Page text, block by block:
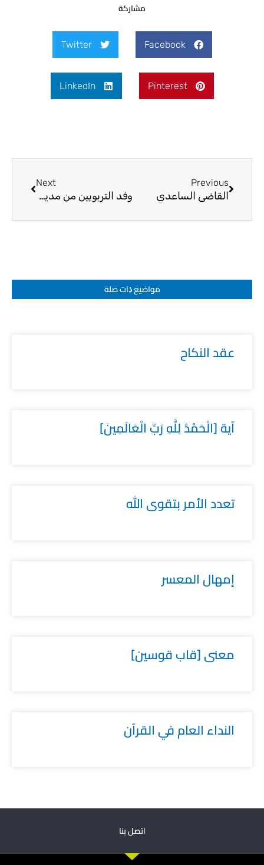
مشاركة
Facebook
Twitter
Pinterest
LinkedIn
Previous
القاضي الساعدي
Next
وفد التربويين من مدينة الرفاعي
مواضيع ﺫات صلة
عقد النكاح
آية [الْحَمْدُ لِلَّهِ رَبِّ الْعَالَمِينَ]
تعدد الأمر بتقوى الله
إمهال المعسر
معنى [قاب قوسين]
النداء العام في القرآن
اتصل بنا